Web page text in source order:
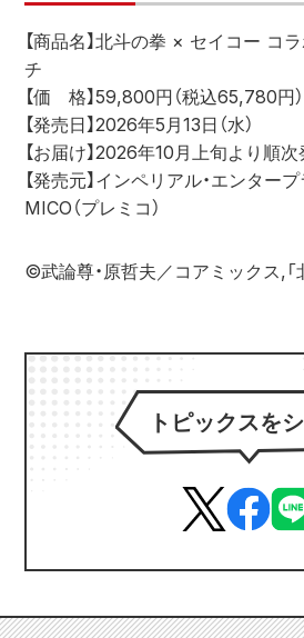
【商品名】北斗の拳 × セイコー コ
チ
【価　格】59,800円（税込65,780円）
【発売日】2026年5月13日（水）
【お届け】2026年10月上旬より順
【発売元】インペリアル・エンター
MICO（プレミコ）
©武論尊・原哲夫／コアミックス,「
トピックスを